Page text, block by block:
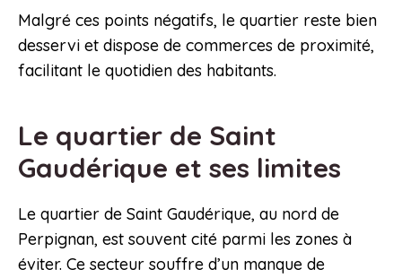
Malgré ces points négatifs, le quartier reste bien
desservi et dispose de commerces de proximité,
facilitant le quotidien des habitants.
Le quartier de Saint
Gaudérique et ses limites
Le quartier de Saint Gaudérique, au nord de
Perpignan, est souvent cité parmi les zones à
éviter. Ce secteur souffre d’un manque de